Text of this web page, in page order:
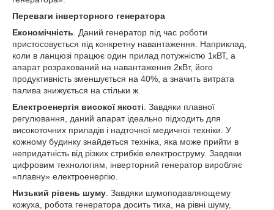
Переваги інверторного генератора
Економічність . Даний генератор під час роботи
пристосовується під конкретну навантаження. Наприклад,
коли в ланцюзі працює один прилад потужністю 1кВТ, а
апарат розрахований на навантаження 2кВт, його
продуктивність зменшується на 40%, а значить витрата
палива знижується на стільки ж.
Електроенергія високої якості . Завдяки плавної
регулювання, даний апарат ідеально підходить для
високоточних приладів і надточної медичної техніки. У
кожному будинку знайдеться техніка, яка може прийти в
непридатність від різких стрибків електроструму. Завдяки
цифровим технологіям, інверторний генератор виробляє
«плавну» електроенергію.
Низький рівень шуму . Завдяки шумоподавляющему
кожуха, робота генератора досить тиха, на рівні шуму,